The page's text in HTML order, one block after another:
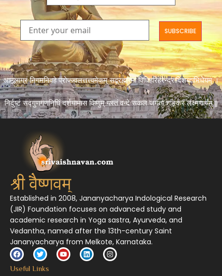
आमूलाग्रं निगमनिवहे प्रोज्ज्वलत्तत्त्वमेकम् सद्ब्रह्मात्मा विधिहरिहरेन्द्रादिशब्दाभिधेयम् ।
निर्दुष्टं सद्गुणगणनिधिं दर्शयामास विष्णुम् यस्तं वन्दे सकल जगतां शङ्करं लक्ष्मणार्यम् ||
Established in 2008, Jananyacharya Indological Research
(JIR) Foundation focuses on advanced study and
academic research in Yoga sastra, Ayurveda, and
Vedantha, named after the 13th-century Saint
Jananyacharya from Melkote, Karnataka.
Useful Links